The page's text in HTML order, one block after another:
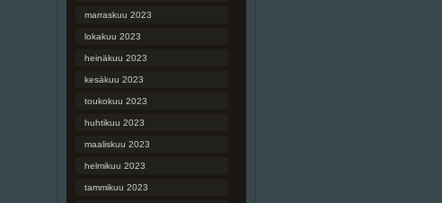
marraskuu 2023
lokakuu 2023
heinäkuu 2023
kesäkuu 2023
toukokuu 2023
huhtikuu 2023
maaliskuu 2023
helmikuu 2023
tammikuu 2023